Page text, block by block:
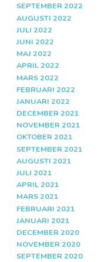
SEPTEMBER 2022
AUGUSTI 2022
JULI 2022
JUNI 2022
MAJ 2022
APRIL 2022
MARS 2022
FEBRUARI 2022
JANUARI 2022
DECEMBER 2021
NOVEMBER 2021
OKTOBER 2021
SEPTEMBER 2021
AUGUSTI 2021
JULI 2021
APRIL 2021
MARS 2021
FEBRUARI 2021
JANUARI 2021
DECEMBER 2020
NOVEMBER 2020
SEPTEMBER 2020